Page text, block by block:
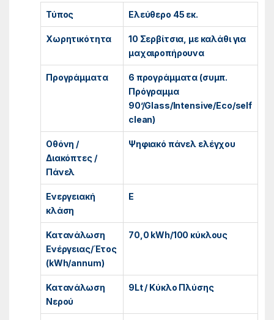
Τύπος Ελεύθερο 45 εκ.
Χωρητικότητα
10 Σερβίτσια, με καλάθι για
μαχαιροπήρουνα
Προγράμματα
6 προγράμματα (συμπ.
Πρόγραμμα
90’/Glass/Intensive/Eco/self
clean)
Οθόνη /
Διακόπτες /
Πάνελ
Ψηφιακό πάνελ ελέγχου
Ενεργειακή
κλάση
E
Κατανάλωση
Ενέργειας/Έτος
(kWh/annum)
70,0 kWh/100 κύκλους
Κατανάλωση
Νερού
9Lt / Κύκλο Πλύσης